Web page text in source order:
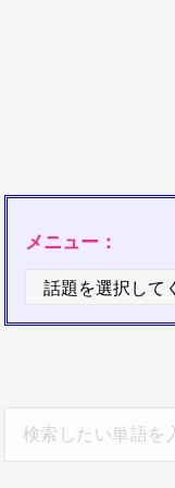
メニュー：